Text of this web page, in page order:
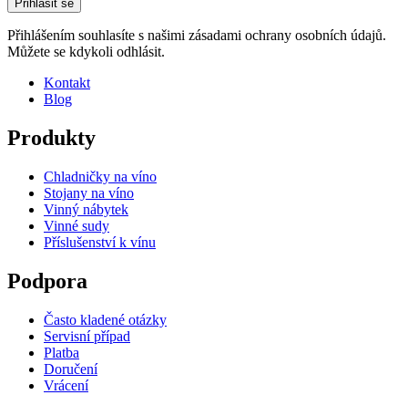
Přihlásit se
Přihlášením souhlasíte s našimi zásadami ochrany osobních údajů.
Můžete se kdykoli odhlásit.
Kontakt
Blog
Produkty
Chladničky na víno
Stojany na víno
Vinný nábytek
Vinné sudy
Příslušenství k vínu
Podpora
Často kladené otázky
Servisní případ
Platba
Doručení
Vrácení